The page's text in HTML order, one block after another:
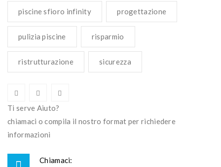
piscine sfioro infinity progettazione
pulizia piscine risparmio
ristrutturazione sicurezza
Ti serve Aiuto?
chiamaci o compila il nostro format per richiedere
informazioni
Chiamaci: